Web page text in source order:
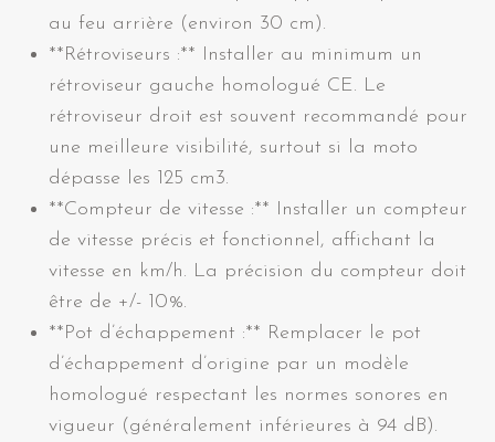
au feu arrière (environ 30 cm).
**Rétroviseurs :** Installer au minimum un
rétroviseur gauche homologué CE. Le
rétroviseur droit est souvent recommandé pour
une meilleure visibilité, surtout si la moto
dépasse les 125 cm3.
**Compteur de vitesse :** Installer un compteur
de vitesse précis et fonctionnel, affichant la
vitesse en km/h. La précision du compteur doit
être de +/- 10%.
**Pot d’échappement :** Remplacer le pot
d’échappement d’origine par un modèle
homologué respectant les normes sonores en
vigueur (généralement inférieures à 94 dB).